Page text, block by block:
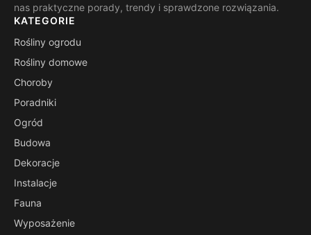
nas praktyczne porady, trendy i sprawdzone rozwiązania.
KATEGORIE
Rośliny ogrodu
Rośliny domowe
Choroby
Poradniki
Ogród
Budowa
Dekoracje
Instalacje
Fauna
Wyposażenie